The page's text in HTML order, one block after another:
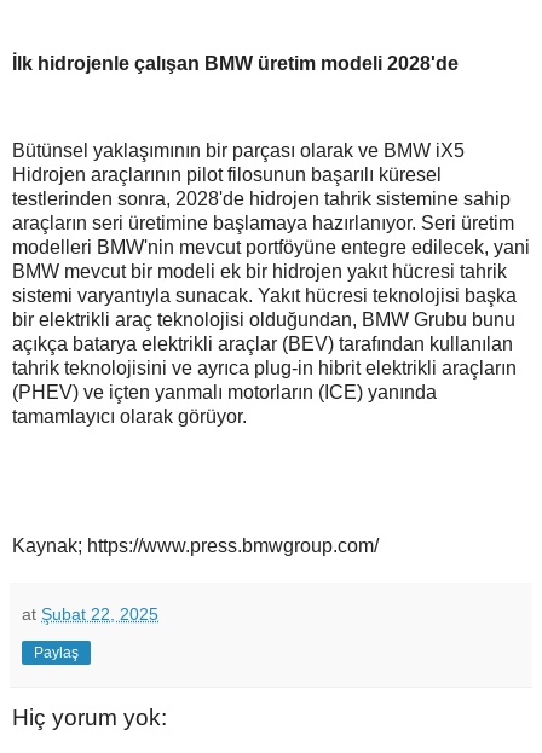
İlk hidrojenle çalışan BMW üretim modeli 2028'de
Bütünsel yaklaşımının bir parçası olarak ve BMW iX5
Hidrojen araçlarının pilot filosunun başarılı küresel
testlerinden sonra, 2028'de hidrojen tahrik sistemine sahip
araçların seri üretimine başlamaya hazırlanıyor. Seri üretim
modelleri BMW'nin mevcut portföyüne entegre edilecek, yani
BMW mevcut bir modeli ek bir hidrojen yakıt hücresi tahrik
sistemi varyantıyla sunacak. Yakıt hücresi teknolojisi başka
bir elektrikli araç teknolojisi olduğundan, BMW Grubu bunu
açıkça batarya elektrikli araçlar (BEV) tarafından kullanılan
tahrik teknolojisini ve ayrıca plug-in hibrit elektrikli araçların
(PHEV) ve içten yanmalı motorların (ICE) yanında
tamamlayıcı olarak görüyor.
Kaynak; https://www.press.bmwgroup.com/
at Şubat 22, 2025
Paylaş
Hiç yorum yok: